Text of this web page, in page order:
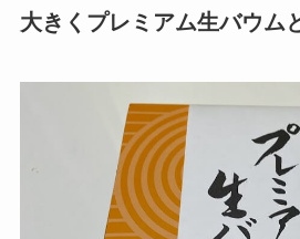
大きくプレミアム生バウム